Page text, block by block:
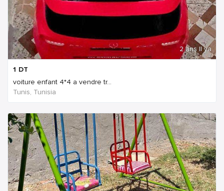
2 ans Il ya
1 DT
voiture enfant 4*4 a vendre tr...
Tunis, Tunisia